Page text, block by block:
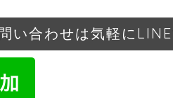
い合わせは気軽に